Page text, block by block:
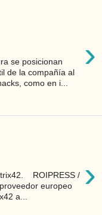
›
se posicionan
de la compañía al
como en i...
›
ROIPRESS /
europeo
a...